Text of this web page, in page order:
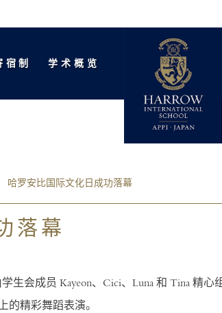
宿制 学术概览
哈罗安比国际文化日成功落幕
落幕
生会成员 Kayeon、Cici、Luna 和 Tina 精心
的精彩舞蹈表演。